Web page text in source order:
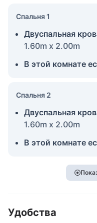
Спальня 1
Двуспальная
1.60m x 2.00m
В этой комнате
Спальня 2
Двуспальная
1.60m x 2.00m
В этой комнате
Удобства